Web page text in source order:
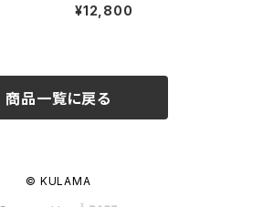
ife
¥12,800
商品一覧に戻る
© KULAMA